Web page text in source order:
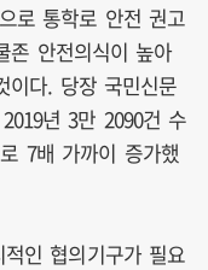
로 통학로 안전 권고
안전의식이 높아
다. 당장 국민신문
년 3만 2090건 수
7배 가까이 증가했
인 협의기구가 필요